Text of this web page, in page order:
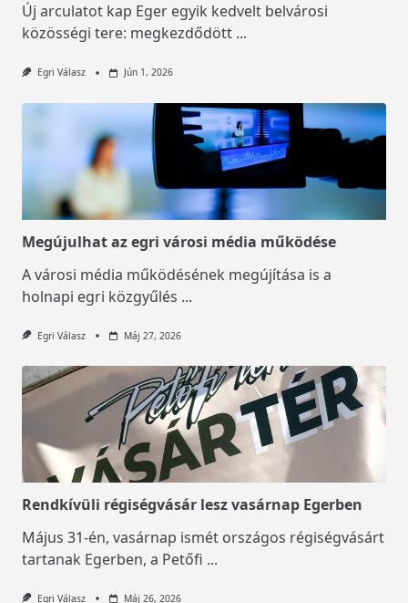
Új arculatot kap Eger egyik kedvelt belvárosi
közösségi tere: megkezdődött ...
Egri Válasz Jún 1, 2026
Megújulhat az egri városi média működése
A városi média működésének megújítása is a
holnapi egri közgyűlés ...
Egri Válasz Máj 27, 2026
Rendkívüli régiségvásár lesz vasárnap Egerben
Május 31-én, vasárnap ismét országos régiségvásárt
tartanak Egerben, a Petőfi ...
Egri Válasz Máj 26, 2026